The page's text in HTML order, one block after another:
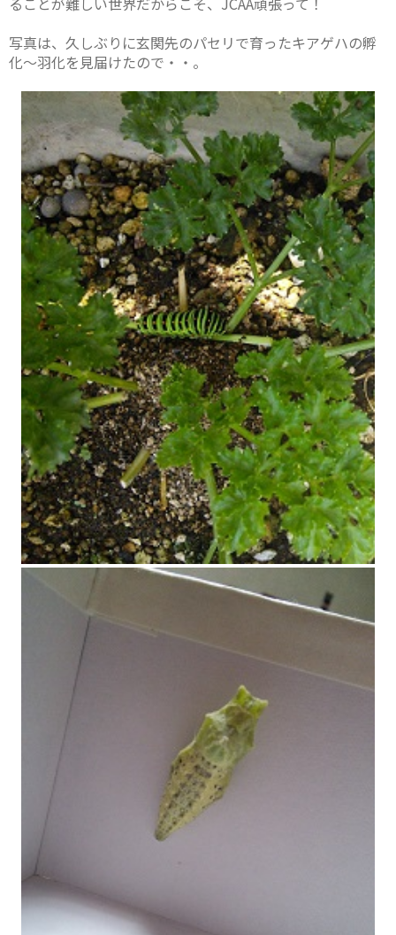
写真は、久しぶりに玄関先のパセリで育ったキアゲハの孵
化～羽化を見届けたので・・。